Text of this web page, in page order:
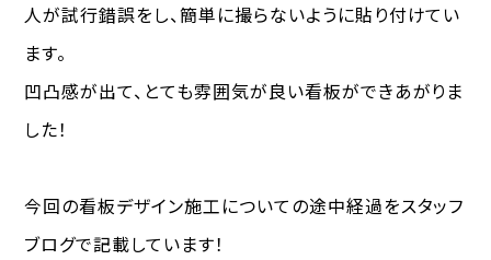
人が試行錯誤をし、簡単に撮らないように貼り付けてい
ます。
凹凸感が出て、とても雰囲気が良い看板ができあがりま
した！
今回の看板デザイン施工についての途中経過をスタッフ
ブログで記載しています！